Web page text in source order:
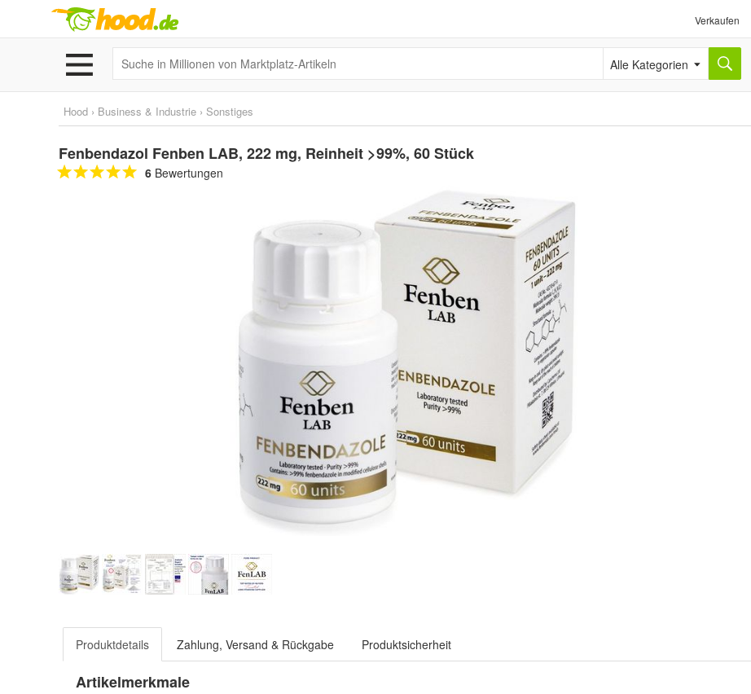
Verkaufen
Alle Kategorien
Hood › Business & Industrie › Sonstiges
Fenbendazol Fenben LAB, 222 mg, Reinheit >99%, 60 Stück
6 Bewertungen
Produktdetails Zahlung, Versand & Rückgabe Produktsicherheit
Artikelmerkmale